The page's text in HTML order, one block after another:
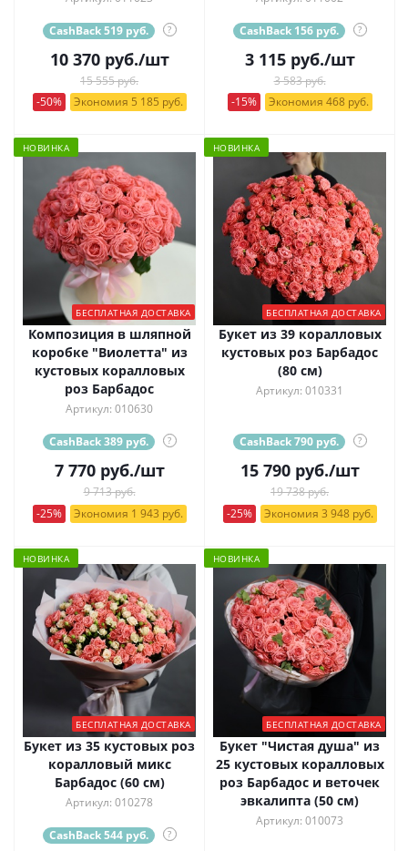
CashBack 519 руб. ?
10 370руб./шт
15 555 руб.
-50%
Экономия 5 185 руб.
CashBack 156 руб. ?
3 115руб./шт
3 583 руб.
-15%
Экономия 468 руб.
НОВИНКА
БЕСПЛАТНАЯ ДОСТАВКА
Композиция в шляпной
коробке "Виолетта" из
кустовых коралловых
роз Барбадос
Артикул: 010630
CashBack 389 руб. ?
7 770руб./шт
9 713 руб.
-25%
Экономия 1 943 руб.
НОВИНКА
БЕСПЛАТНАЯ ДОСТАВКА
Букет из 39 коралловых
кустовых роз Барбадос
(80 см)
Артикул: 010331
CashBack 790 руб. ?
15 790руб./шт
19 738 руб.
-25%
Экономия 3 948 руб.
НОВИНКА
БЕСПЛАТНАЯ ДОСТАВКА
Букет из 35 кустовых роз
коралловый микс
Барбадос (60 см)
Артикул: 010278
CashBack 544 руб. ?
НОВИНКА
БЕСПЛАТНАЯ ДОСТАВКА
Букет "Чистая душа" из
25 кустовых коралловых
роз Барбадос и веточек
эвкалипта (50 см)
Артикул: 010073